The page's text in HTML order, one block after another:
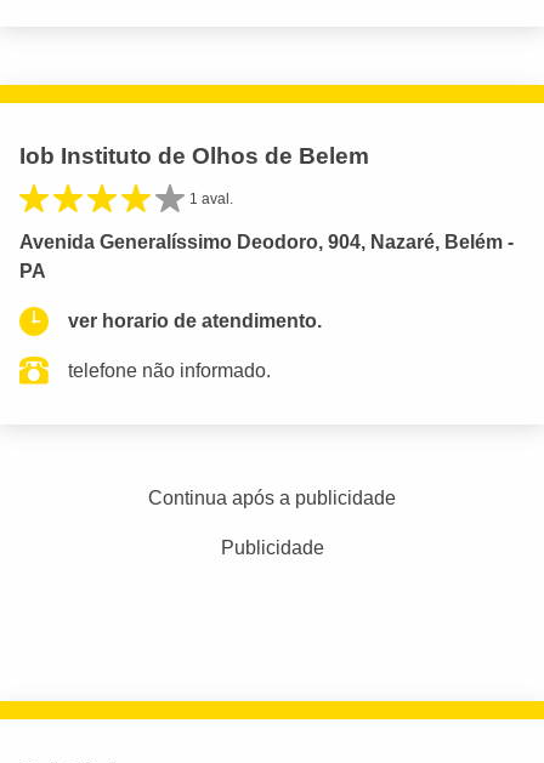
Iob Instituto de Olhos de Belem
1 aval.
Avenida Generalíssimo Deodoro, 904, Nazaré, Belém -
PA
ver horario de atendimento.
telefone não informado.
Continua após a publicidade
Publicidade